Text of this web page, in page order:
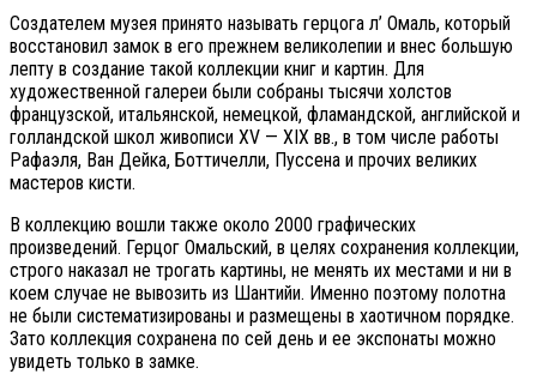
Создателем музея принято называть герцога л’ Омаль, который
восстановил замок в его прежнем великолепии и внес большую
лепту в создание такой коллекции книг и картин. Для
художественной галереи были собраны тысячи холстов
французской, итальянской, немецкой, фламандской, английской и
голландской школ живописи XV — XIX вв., в том числе работы
Рафаэля, Ван Дейка, Боттичелли, Пуссена и прочих великих
мастеров кисти.
В коллекцию вошли также около 2000 графических
произведений. Герцог Омальский, в целях сохранения коллекции,
строго наказал не трогать картины, не менять их местами и ни в
коем случае не вывозить из Шантийи. Именно поэтому полотна
не были систематизированы и размещены в хаотичном порядке.
Зато коллекция сохранена по сей день и ее экспонаты можно
увидеть только в замке.